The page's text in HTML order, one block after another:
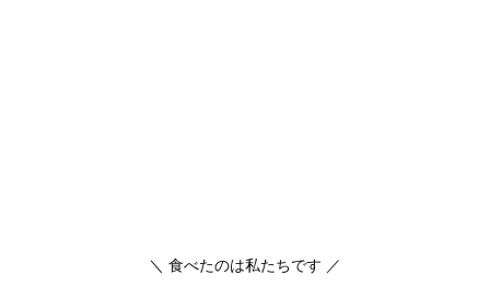
＼ 食べたのは私たちです ／